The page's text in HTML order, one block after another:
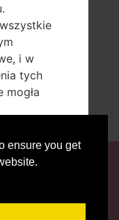
ensure you get
serii
PORÓWNAJ
i w
tych
mogła
Dane
mogą
bez
STĄD